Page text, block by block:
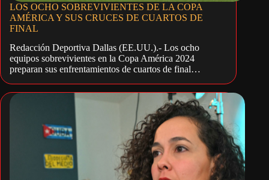
LOS OCHO SOBREVIVIENTES DE LA COPA
AMÉRICA Y SUS CRUCES DE CUARTOS DE
FINAL
Redacción Deportiva Dallas (EE.UU.).- Los ocho
equipos sobrevivientes en la Copa América 2024
preparan sus enfrentamientos de cuartos de final…